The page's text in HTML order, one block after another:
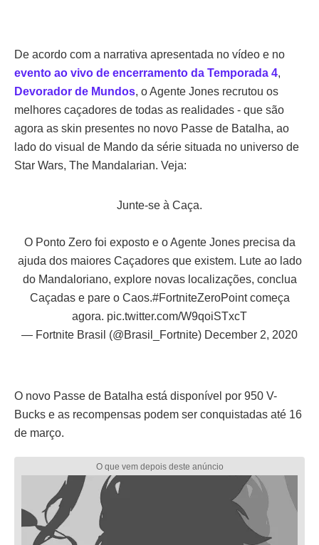
De acordo com a narrativa apresentada no vídeo e no
evento ao vivo de encerramento da Temporada 4,
Devorador de Mundos, o Agente Jones recrutou os
melhores caçadores de todas as realidades - que são
agora as skin presentes no novo Passe de Batalha, ao
lado do visual de Mando da série situada no universo de
Star Wars, The Mandalarian. Veja:
Junte-se à Caça.
O Ponto Zero foi exposto e o Agente Jones precisa da
ajuda dos maiores Caçadores que existem. Lute ao lado
do Mandaloriano, explore novas localizações, conclua
Caçadas e pare o Caos.#FortniteZeroPointcomeça
agora. pic.twitter.com/W9qoiSTxcT
— Fortnite Brasil (@Brasil_Fortnite) December 2, 2020
O novo Passe de Batalha está disponível por 950 V-
Bucks e as recompensas podem ser conquistadas até 16
de março.